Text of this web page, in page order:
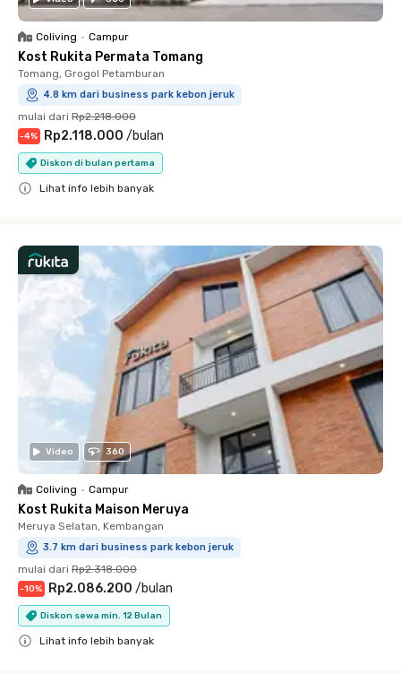
Coliving • Campur
Kost Rukita Permata Tomang
Tomang, Grogol Petamburan
4.8 km dari business park kebon jeruk
mulai dari Rp2.218.000
-4% Rp2.118.000 /bulan
Diskon di bulan pertama
Lihat info lebih banyak
Video 360
Coliving • Campur
Kost Rukita Maison Meruya
Meruya Selatan, Kembangan
3.7 km dari business park kebon jeruk
mulai dari Rp2.318.000
-10% Rp2.086.200 /bulan
Diskon sewa min. 12 Bulan
Lihat info lebih banyak